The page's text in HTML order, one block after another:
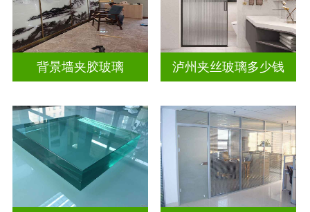
背景墙夹胶玻璃 泸州夹丝玻璃多少钱